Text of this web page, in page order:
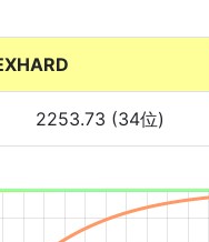
2253.73 (34位)